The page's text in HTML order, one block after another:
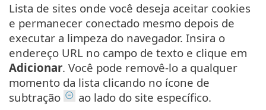
Lista de sites onde você deseja aceitar cookies
e permanecer conectado mesmo depois de
executar a limpeza do navegador. Insira o
endereço URL no campo de texto e clique em
Adicionar. Você pode removê-lo a qualquer
momento da lista clicando no ícone de
subtração
ao lado do site específico.